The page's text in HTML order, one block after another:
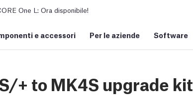
One L: Ora disponibile!
e accessori Per le aziende Software
+ to MK4S upgrade kit